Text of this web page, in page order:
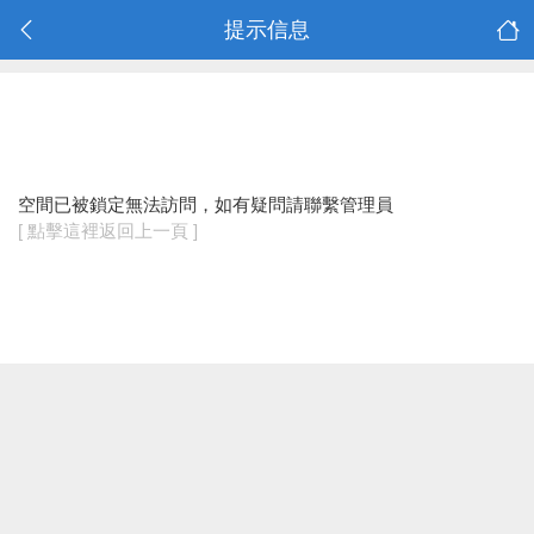
提示信息
空間已被鎖定無法訪問，如有疑問請聯繫管理員
[ 點擊這裡返回上一頁 ]